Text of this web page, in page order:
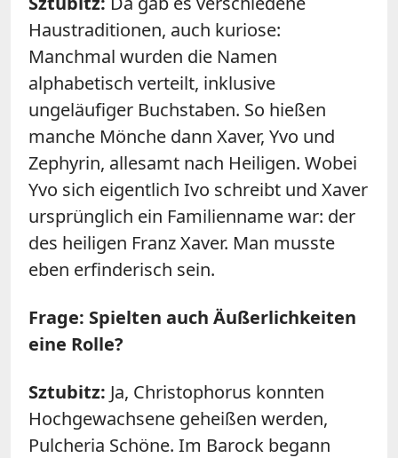
Haustraditionen, auch kuriose:
Manchmal wurden die Namen
alphabetisch verteilt, inklusive
ungeläufiger Buchstaben. So hießen
manche Mönche dann Xaver, Yvo und
Zephyrin, allesamt nach Heiligen. Wobei
Yvo sich eigentlich Ivo schreibt und Xaver
ursprünglich ein Familienname war: der
des heiligen Franz Xaver. Man musste
eben erfinderisch sein.
Frage: Spielten auch Äußerlichkeiten
eine Rolle?
Sztubitz: Ja, Christophorus konnten
Hochgewachsene geheißen werden,
Pulcheria Schöne. Im Barock begann